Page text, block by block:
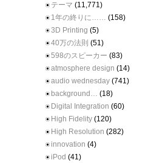
テーマ (11,771)
1年の終りに…… (158)
3D Printing (5)
40万の法則 (51)
598のスピーカー (83)
atmosphere design (14)
audio wednesday (741)
background… (18)
Digital Integration (60)
High Fidelity (120)
High Resolution (282)
innovation (4)
iPod (41)